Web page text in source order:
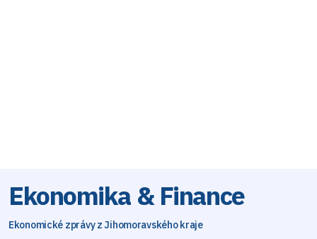
Ekonomika & Finance
Ekonomické zprávy z Jihomoravského kraje